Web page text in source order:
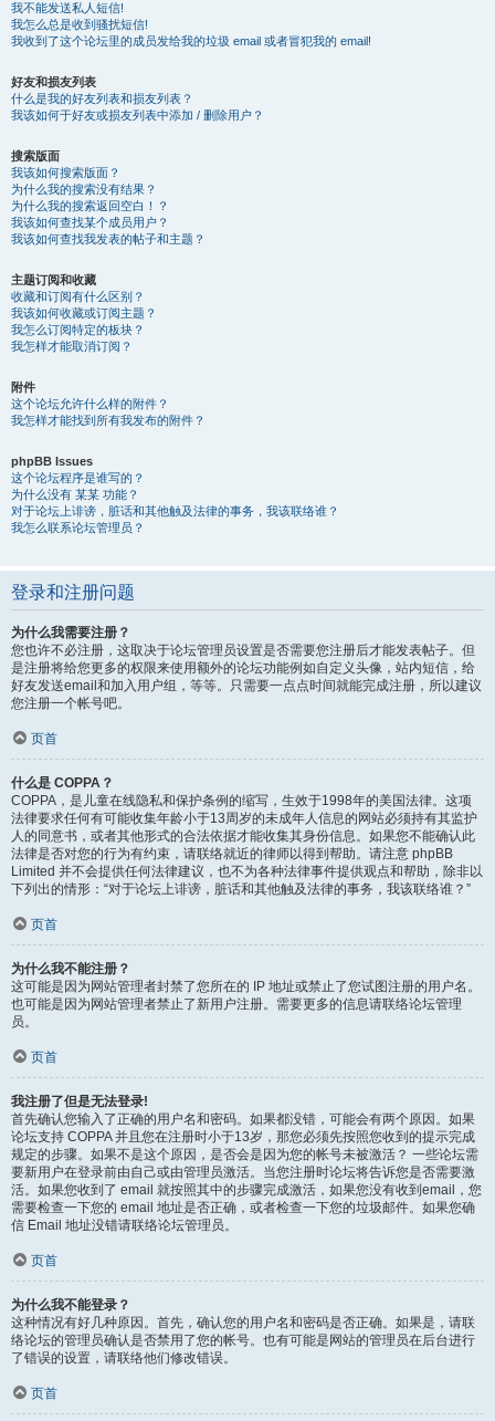
我不能发送私人短信!
我怎么总是收到骚扰短信!
我收到了这个论坛里的成员发给我的垃圾 email 或者冒犯我的 email!
好友和损友列表
什么是我的好友列表和损友列表？
我该如何于好友或损友列表中添加 / 删除用户？
搜索版面
我该如何搜索版面？
为什么我的搜索没有结果？
为什么我的搜索返回空白！？
我该如何查找某个成员用户？
我该如何查找我发表的帖子和主题？
主题订阅和收藏
收藏和订阅有什么区别？
我该如何收藏或订阅主题？
我怎么订阅特定的板块？
我怎样才能取消订阅？
附件
这个论坛允许什么样的附件？
我怎样才能找到所有我发布的附件？
phpBB Issues
这个论坛程序是谁写的？
为什么没有 某某 功能？
对于论坛上诽谤，脏话和其他触及法律的事务，我该联络谁？
我怎么联系论坛管理员？
登录和注册问题
为什么我需要注册？
您也许不必注册，这取决于论坛管理员设置是否需要您注册后才能发表帖子。但
是注册将给您更多的权限来使用额外的论坛功能例如自定义头像，站内短信，给
好友发送email和加入用户组，等等。只需要一点点时间就能完成注册，所以建议
您注册一个帐号吧。
页首
什么是 COPPA？
COPPA，是儿童在线隐私和保护条例的缩写，生效于1998年的美国法律。这项
法律要求任何有可能收集年龄小于13周岁的未成年人信息的网站必须持有其监护
人的同意书，或者其他形式的合法依据才能收集其身份信息。如果您不能确认此
法律是否对您的行为有约束，请联络就近的律师以得到帮助。请注意 phpBB
Limited 并不会提供任何法律建议，也不为各种法律事件提供观点和帮助，除非以
下列出的情形：“对于论坛上诽谤，脏话和其他触及法律的事务，我该联络谁？”
页首
为什么我不能注册？
这可能是因为网站管理者封禁了您所在的 IP 地址或禁止了您试图注册的用户名。
也可能是因为网站管理者禁止了新用户注册。需要更多的信息请联络论坛管理
员。
页首
我注册了但是无法登录!
首先确认您输入了正确的用户名和密码。如果都没错，可能会有两个原因。如果
论坛支持 COPPA 并且您在注册时小于13岁，那您必须先按照您收到的提示完成
规定的步骤。如果不是这个原因，是否会是因为您的帐号未被激活？ 一些论坛需
要新用户在登录前由自己或由管理员激活。当您注册时论坛将告诉您是否需要激
活。如果您收到了 email 就按照其中的步骤完成激活，如果您没有收到email，您
需要检查一下您的 email 地址是否正确，或者检查一下您的垃圾邮件。如果您确
信 Email 地址没错请联络论坛管理员。
页首
为什么我不能登录？
这种情况有好几种原因。首先，确认您的用户名和密码是否正确。如果是，请联
络论坛的管理员确认是否禁用了您的帐号。也有可能是网站的管理员在后台进行
了错误的设置，请联络他们修改错误。
页首